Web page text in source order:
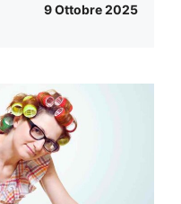
9 Ottobre 2025